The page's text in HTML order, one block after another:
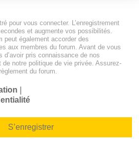
pour vous connecter. L’enregistrement
et augmente vos possibilités.
peut également accorder des
aux membres du forum. Avant de vous
d’avoir pris connaissance de nos
de notre politique de vie privée. Assurez-
du forum.
S’enregistrer